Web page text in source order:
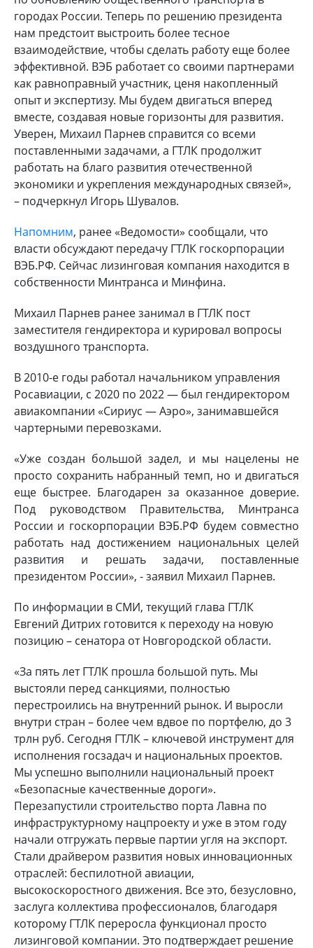
городах России. Теперь по решению президента
нам предстоит выстроить более тесное
взаимодействие, чтобы сделать работу еще более
эффективной. ВЭБ работает со своими партнерами
как равноправный участник, ценя накопленный
опыт и экспертизу. Мы будем двигаться вперед
вместе, создавая новые горизонты для развития.
Уверен, Михаил Парнев справится со всеми
поставленными задачами, а ГТЛК продолжит
работать на благо развития отечественной
экономики и укрепления международных связей»,
– подчеркнул Игорь Шувалов.
Напомним, ранее «Ведомости» сообщали, что
власти обсуждают передачу ГТЛК госкорпорации
ВЭБ.РФ. Сейчас лизинговая компания находится в
собственности Минтранса и Минфина.
Михаил Парнев ранее занимал в ГТЛК пост
заместителя гендиректора и курировал вопросы
воздушного транспорта.
В 2010-е годы работал начальником управления
Росавиации, с 2020 по 2022 — был гендиректором
авиакомпании «Сириус — Аэро», занимавшейся
чартерными перевозками.
«Уже создан большой задел, и мы нацелены не
просто сохранить набранный темп, но и двигаться
еще быстрее. Благодарен за оказанное доверие.
Под руководством Правительства, Минтранса
России и госкорпорации ВЭБ.РФ будем совместно
работать над достижением национальных целей
развития и решать задачи, поставленные
президентом России», - заявил Михаил Парнев.
По информации в СМИ, текущий глава ГТЛК
Евгений Дитрих готовится к переходу на новую
позицию – сенатора от Новгородской области.
«За пять лет ГТЛК прошла большой путь. Мы
выстояли перед санкциями, полностью
перестроились на внутренний рынок. И выросли
внутри стран – более чем вдвое по портфелю, до 3
трлн руб. Сегодня ГТЛК – ключевой инструмент для
исполнения госзадач и национальных проектов.
Мы успешно выполнили национальный проект
«Безопасные качественные дороги».
Перезапустили строительство порта Лавна по
инфраструктурному нацпроекту и уже в этом году
начали отгружать первые партии угля на экспорт.
Стали драйвером развития новых инновационных
отраслей: беспилотной авиации,
высокоскоростного движения. Все это, безусловно,
заслуга коллектива профессионалов, благодаря
которому ГТЛК переросла функционал просто
лизинговой компании. Это подтверждает решение